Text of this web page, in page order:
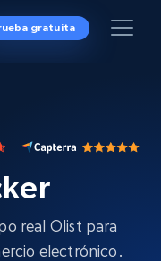
gratuita
real Olist para
electrónico.